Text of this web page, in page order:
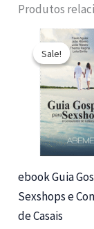
Produtos
Sale!
Sale!
ebook Guia
Sexshops e
de Casais